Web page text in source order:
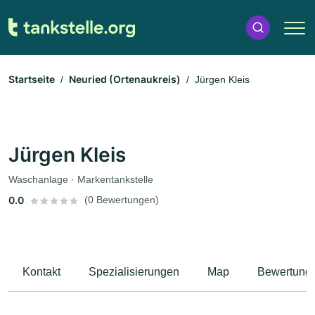
Startseite Neuried (Ortenaukreis) Jürgen Kleis
Jürgen Kleis
Waschanlage · Markentankstelle
0.0 (0 Bewertungen)
Kontakt Spezialisierungen Map